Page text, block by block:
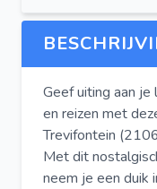
Geef uiting aan
en reizen met
Trevifontein
Met dit
neem je een duik